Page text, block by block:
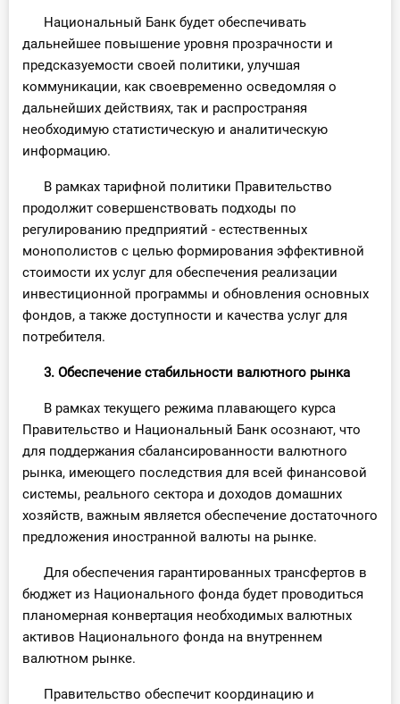
Национальный Банк будет обеспечивать
дальнейшее повышение уровня прозрачности и
предсказуемости своей политики, улучшая
коммуникации, как своевременно осведомляя о
дальнейших действиях, так и распространяя
необходимую статистическую и аналитическую
информацию.
В рамках тарифной политики Правительство
продолжит совершенствовать подходы по
регулированию предприятий - естественных
монополистов с целью формирования эффективной
стоимости их услуг для обеспечения реализации
инвестиционной программы и обновления основных
фондов, а также доступности и качества услуг для
потребителя.
3. Обеспечение стабильности валютного рынка
В рамках текущего режима плавающего курса
Правительство и Национальный Банк осознают, что
для поддержания сбалансированности валютного
рынка, имеющего последствия для всей финансовой
системы, реального сектора и доходов домашних
хозяйств, важным является обеспечение достаточного
предложения иностранной валюты на рынке.
Для обеспечения гарантированных трансфертов в
бюджет из Национального фонда будет проводиться
планомерная конвертация необходимых валютных
активов Национального фонда на внутреннем
валютном рынке.
Правительство обеспечит координацию и